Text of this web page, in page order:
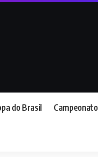
do Brasil Campeonato